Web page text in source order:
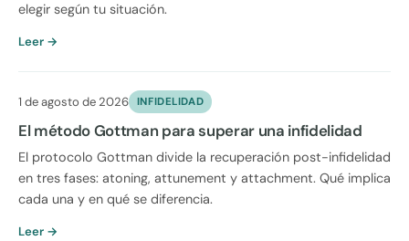
elegir según tu situación.
Leer →
1 de agosto de 2026 INFIDELIDAD
El método Gottman para superar una infidelidad
El protocolo Gottman divide la recuperación post-infidelidad
en tres fases: atoning, attunement y attachment. Qué implica
cada una y en qué se diferencia.
Leer →